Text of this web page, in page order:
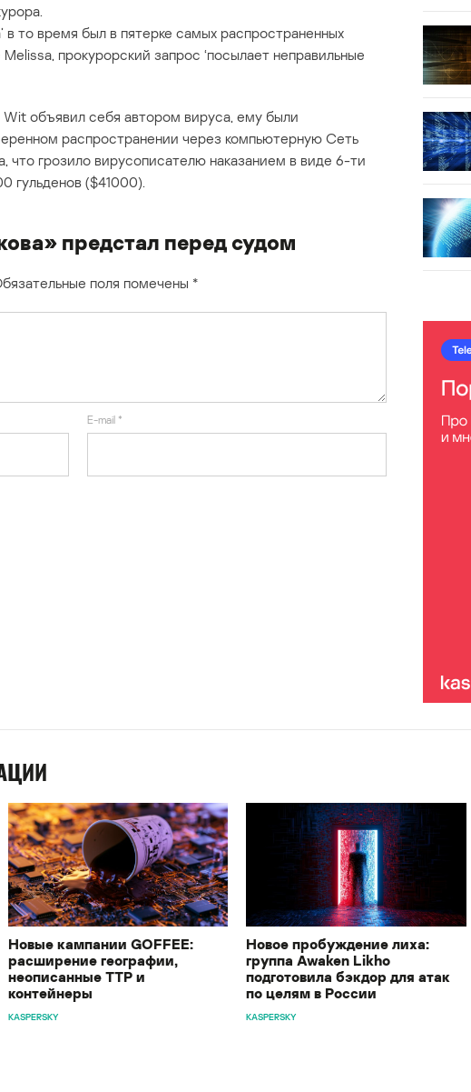
в то время был в пятерке самых распространенных
прокурорский запрос ‘посылает неправильные
Wit объявил себя автором вируса, ему были
распространении через компьютерную Сеть
что грозило вирусописателю наказанием в виде 6-ти
гульденов ($41000).
предстал перед судом
поля помечены *
E-mail *
Новые кампании GOFFEE:
расширение географии,
неописанные TTP и
контейнеры
KASPERSKY
Новое пробуждение лиха:
группа Awaken Likho
подготовила бэкдор для атак
по целям в России
KASPERSKY